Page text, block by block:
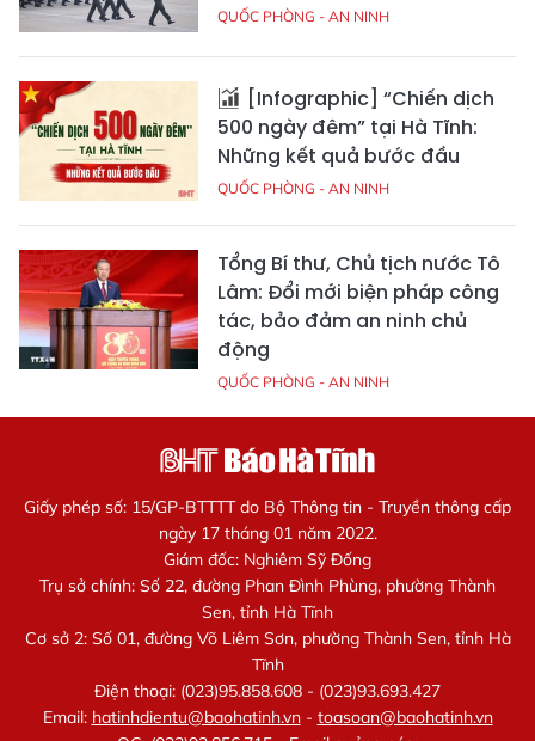
QUỐC PHÒNG - AN NINH
[Infographic] “Chiến dịch
500 ngày đêm” tại Hà Tĩnh:
Những kết quả bước đầu
QUỐC PHÒNG - AN NINH
Tổng Bí thư, Chủ tịch nước Tô
Lâm: Đổi mới biện pháp công
tác, bảo đảm an ninh chủ
động
QUỐC PHÒNG - AN NINH
Giấy phép số: 15/GP-BTTTT do Bộ Thông tin - Truyền thông cấp
ngày 17 tháng 01 năm 2022.
Giám đốc: Nghiêm Sỹ Đống
Trụ sở chính: Số 22, đường Phan Đình Phùng, phường Thành
Sen, tỉnh Hà Tĩnh
Cơ sở 2: Số 01, đường Võ Liêm Sơn, phường Thành Sen, tỉnh Hà
Tĩnh
Điện thoại: (023)95.858.608 - (023)93.693.427
Email: hatinhdientu@baohatinh.vn- toasoan@baohatinh.vn